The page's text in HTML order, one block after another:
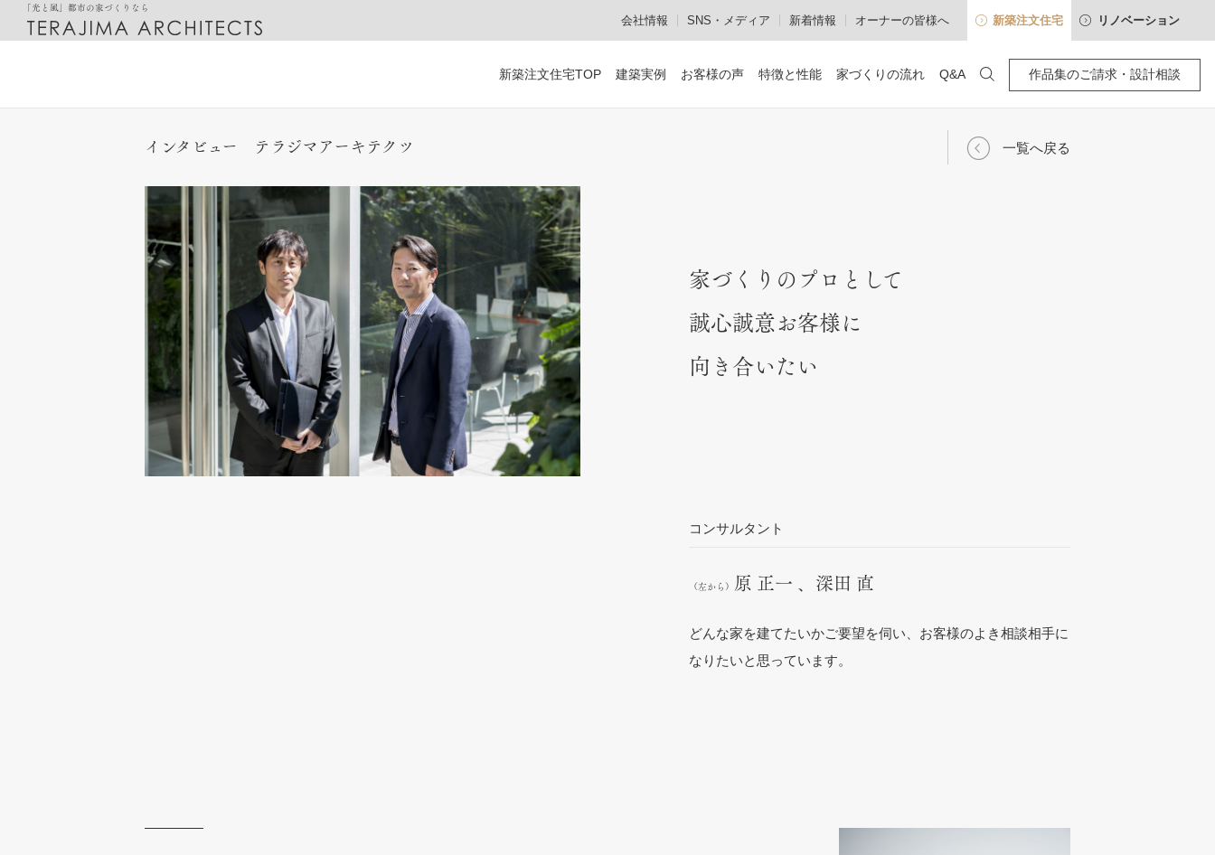
「光と風」都市の家づくりなら
会社情報
SNS・メディア 新着情報 オーナーの皆様へ 新築注文住宅 リノベーション
新築注文住宅TOP 建築実例 お客様の声 特徴と性能 家づくりの流れ Q&A 作品集のご請求・設計相談
邸宅別
都市に最適化した「光と風の家」
安心の設計施工一貫体制
熟練の職人集団「建心会」
メンテナンスも社内で対応
100年暮らせる・住み継げる
確かな性能
設計のご相談 作品集・資料のご請求 アクセス
インタビュー テラジマアーキテクツ 一覧へ戻る
家づくりのプロとして
誠心誠意お客様に
向き合いたい
コンサルタント
（左から） 原 正一 、深田 直
どんな家を建てたいかご要望を伺い、お客様のよき相談相手に
なりたいと思っています。